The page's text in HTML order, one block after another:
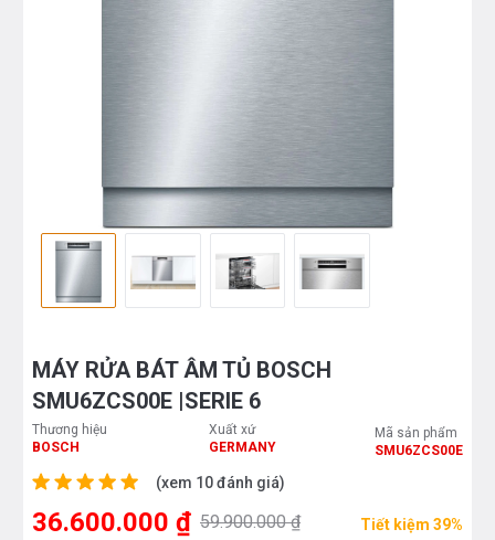
MÁY RỬA BÁT ÂM TỦ BOSCH
SMU6ZCS00E |SERIE 6
Thương hiệu
BOSCH
Xuất xứ
GERMANY
Mã sản phẩm
SMU6ZCS00E
(xem 10 đánh giá)
36.600.000 ₫ 59.900.000 ₫ Tiết kiệm 39%